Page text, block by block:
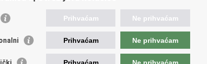
pravosudnog sustava
odvjetništvo
suzbijanje korupcije i organiziranog kriminaliteta
Prihvaćam Ne prihvaćam
Prihvaćam Ne prihvaćam
Prihvaćam Ne prihvaćam